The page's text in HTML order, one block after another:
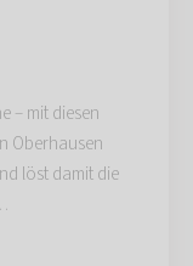
– mit diesen
Oberhausen
löst damit die